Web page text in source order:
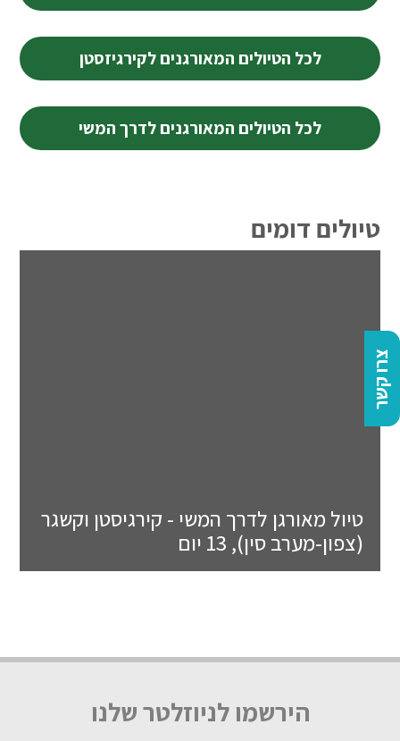
צרו קשר
לכל הטיולים המאורגנים לקירגיזסטן
לכל הטיולים המאורגנים לדרך המשי
טיולים דומים
טיול מאורגן לדרך המשי - קירגיסטן וקשגר
(צפון-מערב סין), 13 יום
הירשמו לניוזלטר שלנו